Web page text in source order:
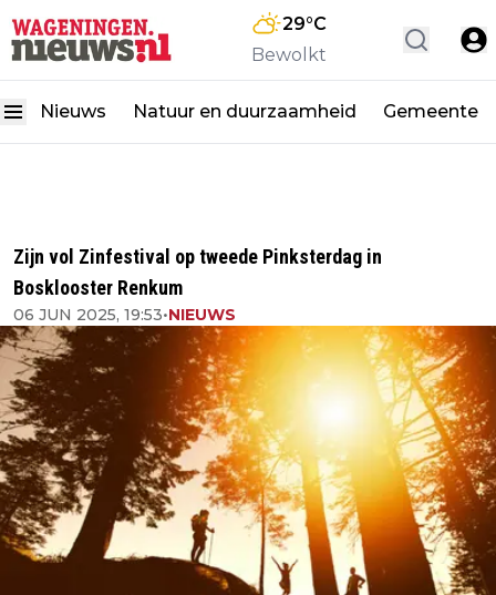
29°C
Bewolkt
Nieuws Natuur en duurzaamheid Gemeente
Zijn vol Zinfestival op tweede Pinksterdag in
Bosklooster Renkum
06 JUN 2025, 19:53•NIEUWS